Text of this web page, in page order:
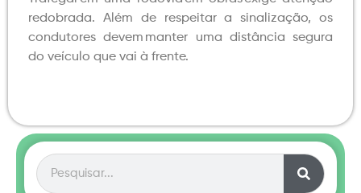
redobrada. Além de respeitar a sinalização, os
condutores devem manter uma distância segura
do veículo que vai à frente.